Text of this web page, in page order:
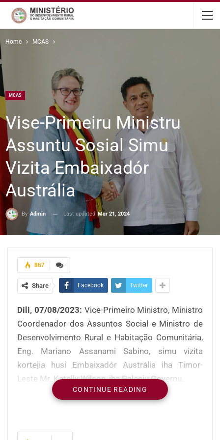
content
Home MCAS
MCAS
Vise-Primeiru Ministru
Assuntu Sosial Simu
Vizita Embaixadór
Austrália
By Admin Last updatedMar 21, 2024
867
Share Facebook Twitter
Dili, 07/08/2023: Vice-Primeiro Ministro, Ministro
Coordenador dos Assuntos Social e Ministro de
Desenvolvimento Rural e Habitação Comunitária,
Eng. Mariano Assanami Sabino, simu vizita
kortejia husi Embaixadór Austrália iha Timor-
Leste Mr. Katelly Wilson, iha Palasiu Governu.
Iha sorumutu ne’e, Embaixadór Austrália Mr.
CONTINUE READING